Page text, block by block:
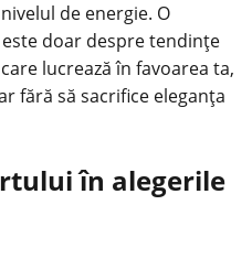
de energie. O
doar despre tendințe
lucrează în favoarea ta,
fără să sacrifice eleganța
în alegerile